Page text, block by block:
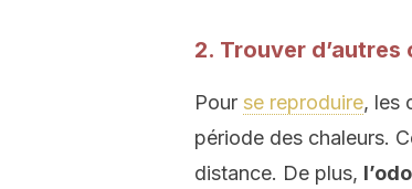
2. Trouver d’autres
Pour se reproduire, les
période des chaleurs.
distance. De plus,